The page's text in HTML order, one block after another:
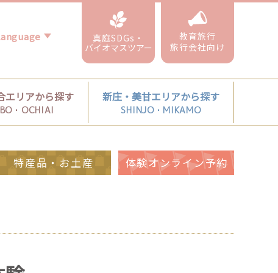
真庭SDGs・
バイオマスツアー
教育旅行
旅行会社向け
エリアから探す
・OCHIAI
新庄・美甘エリアから探す
SHINJO・MIKAMO
特産品・お土産 体験オンライン予約